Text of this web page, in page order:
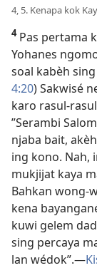
4, 5. Kenapa kok
4Pas pertama
Yohanes
soal kabèh sing
4:20) Sakwisé
karo rasul-
”Serambi
njaba bait,
ing kono. Nah,
mukjijat kaya
Bahkan wong-
kena
kuwi gelem
sing percaya
lan wédok”.​—